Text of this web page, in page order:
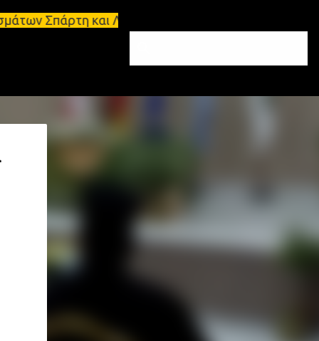
και Λακωνία Σπάρτη - Ενοικιάζεται